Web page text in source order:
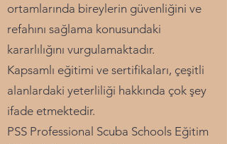
ortamlarında bireylerin güvenliğini ve
refahını sağlama konusundaki
kararlılığını vurgulamaktadır.
Kapsamlı eğitimi ve sertifikaları, çeşitli
alanlardaki yeterliliği hakkında çok şey
ifade etmektedir.
PSS Professional Scuba Schools Eğitim